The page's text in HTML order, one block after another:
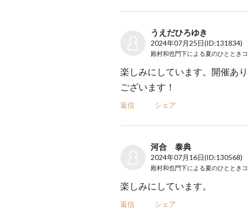
うえだひろゆき
2024年07月25日(ID:131834)
楽しみにしています。開催あ
ございます！
返信 シェア
河合 泰典
2024年07月16日(ID:130568)
楽しみにしています。
返信 シェア